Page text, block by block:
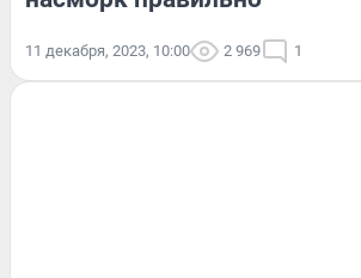
11 декабря, 2023, 10:00 2 969 1